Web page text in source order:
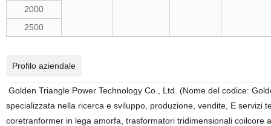
2000
2500
Profilo aziendale
Golden Triangle Power Technology Co., Ltd. (Nome del codice:
specializzata nella ricerca e sviluppo, produzione, vendite, E servizi
coretranformer in lega amorfa, trasformatori tridimensionali